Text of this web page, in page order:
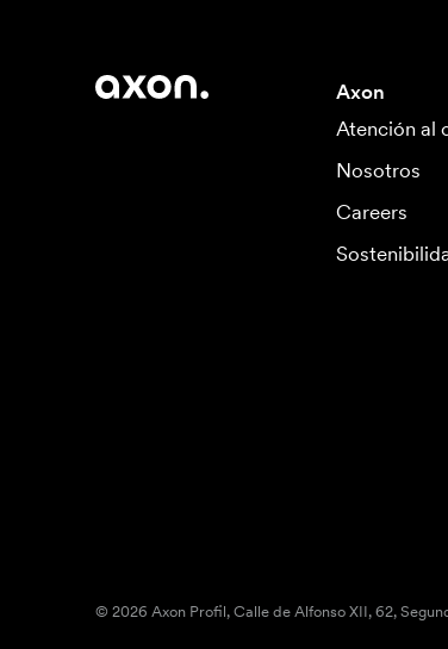
Axon
Atención al
Nosotros
Careers
© 2026 Axon Profil, Calle de Alfonso XII, 62,